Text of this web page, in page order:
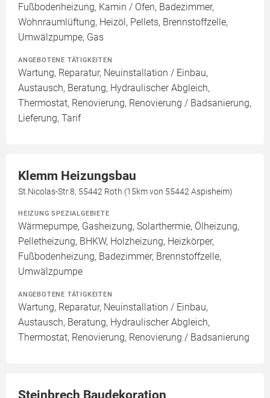
Fußbodenheizung, Kamin / Ofen, Badezimmer,
Wohnraumlüftung, Heizöl, Pellets, Brennstoffzelle,
Umwälzpumpe, Gas
ANGEBOTENE TÄTIGKEITEN
Wartung, Reparatur, Neuinstallation / Einbau,
Austausch, Beratung, Hydraulischer Abgleich,
Thermostat, Renovierung, Renovierung / Badsanierung,
Lieferung, Tarif
Klemm Heizungsbau
St.Nicolas-Str.8, 55442 Roth (15km von 55442 Aspisheim)
HEIZUNG SPEZIALGEBIETE
Wärmepumpe, Gasheizung, Solarthermie, Ölheizung,
Pelletheizung, BHKW, Holzheizung, Heizkörper,
Fußbodenheizung, Badezimmer, Brennstoffzelle,
Umwälzpumpe
ANGEBOTENE TÄTIGKEITEN
Wartung, Reparatur, Neuinstallation / Einbau,
Austausch, Beratung, Hydraulischer Abgleich,
Thermostat, Renovierung, Renovierung / Badsanierung
Steinbrech Baudekoration